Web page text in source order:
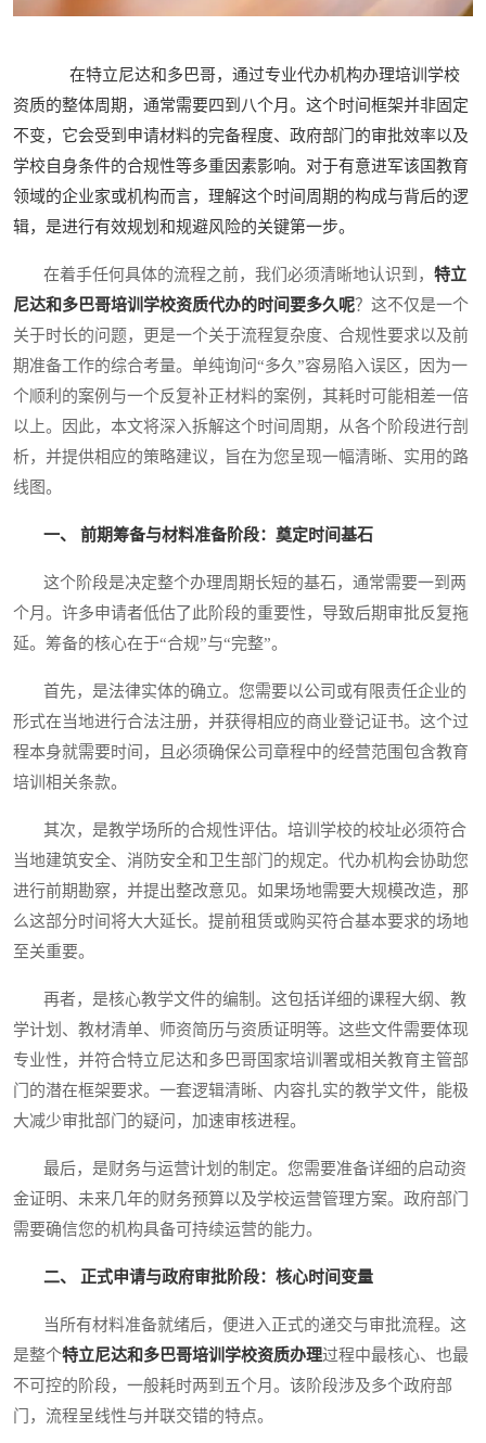
在特立尼达和多巴哥，通过专业代办机构办理培训学校
资质的整体周期，通常需要四到八个月。这个时间框架并非固定
不变，它会受到申请材料的完备程度、政府部门的审批效率以及
学校自身条件的合规性等多重因素影响。对于有意进军该国教育
领域的企业家或机构而言，理解这个时间周期的构成与背后的逻
辑，是进行有效规划和规避风险的关键第一步。
在着手任何具体的流程之前，我们必须清晰地认识到， 特立
尼达和多巴哥培训学校资质代办的时间要多久呢？这不仅是一个
关于时长的问题，更是一个关于流程复杂度、合规性要求以及前
期准备工作的综合考量。单纯询问“多久”容易陷入误区，因为一
个顺利的案例与一个反复补正材料的案例，其耗时可能相差一倍
以上。因此，本文将深入拆解这个时间周期，从各个阶段进行剖
析，并提供相应的策略建议，旨在为您呈现一幅清晰、实用的路
线图。
一、 前期筹备与材料准备阶段：奠定时间基石
这个阶段是决定整个办理周期长短的基石，通常需要一到两
个月。许多申请者低估了此阶段的重要性，导致后期审批反复拖
延。筹备的核心在于“合规”与“完整”。
首先，是法律实体的确立。您需要以公司或有限责任企业的
形式在当地进行合法注册，并获得相应的商业登记证书。这个过
程本身就需要时间，且必须确保公司章程中的经营范围包含教育
培训相关条款。
其次，是教学场所的合规性评估。培训学校的校址必须符合
当地建筑安全、消防安全和卫生部门的规定。代办机构会协助您
进行前期勘察，并提出整改意见。如果场地需要大规模改造，那
么这部分时间将大大延长。提前租赁或购买符合基本要求的场地
至关重要。
再者，是核心教学文件的编制。这包括详细的课程大纲、教
学计划、教材清单、师资简历与资质证明等。这些文件需要体现
专业性，并符合特立尼达和多巴哥国家培训署或相关教育主管部
门的潜在框架要求。一套逻辑清晰、内容扎实的教学文件，能极
大减少审批部门的疑问，加速审核进程。
最后，是财务与运营计划的制定。您需要准备详细的启动资
金证明、未来几年的财务预算以及学校运营管理方案。政府部门
需要确信您的机构具备可持续运营的能力。
二、 正式申请与政府审批阶段：核心时间变量
当所有材料准备就绪后，便进入正式的递交与审批流程。这
是整个特立尼达和多巴哥培训学校资质办理过程中最核心、也最
不可控的阶段，一般耗时两到五个月。该阶段涉及多个政府部
门，流程呈线性与并联交错的特点。